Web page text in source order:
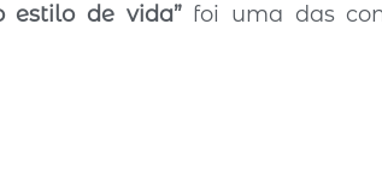
estilo de vida” foi uma das